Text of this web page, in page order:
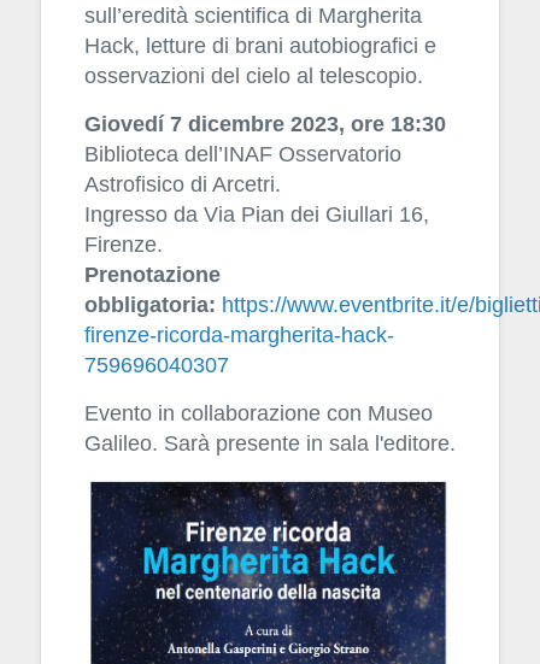
sull’eredità scientifica di Margherita
Hack, letture di brani autobiografici e
osservazioni del cielo al telescopio.
Giovedí 7 dicembre 2023, ore 18:30
Biblioteca dell’INAF Osservatorio
Astrofisico di Arcetri.
Ingresso da Via Pian dei Giullari 16,
Firenze.
Prenotazione
obbligatoria: https://www.eventbrite.it/e/
firenze-ricorda-margherita-hack-
759696040307
Evento in collaborazione con Museo
Galileo. Sarà presente in sala l'editore.